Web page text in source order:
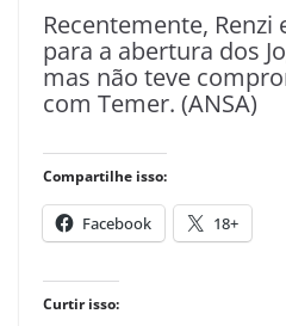
Recentemente, Renzi
para a abertura dos
mas não teve
com Temer. (ANSA)
Compartilhe isso:
Facebook 18+
Curtir isso: